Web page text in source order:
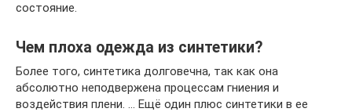
состояние.
Чем плоха одежда из синтетики?
Более того, синтетика долговечна, так как она
абсолютно неподвержена процессам гниения и
воздействия плени. … Ещё один плюс синтетики в ее